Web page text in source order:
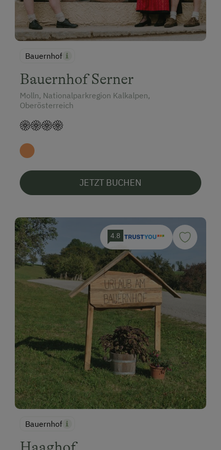
Bauernhof
Bauernhof Serner
Molln, Nationalparkregion Kalkalpen,
Oberösterreich
JETZT BUCHEN
4.8
Bauernhof